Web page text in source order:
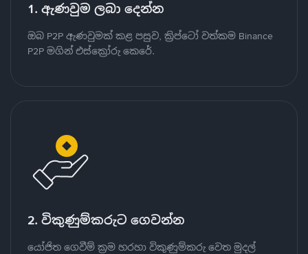
1. ඇණවුම ලබා දෙන්න
ඔබ P2P ඇණවුමක් කළ පසුව, ක්‍රිප්ටෝ වත්කම Binance
P2P මගින් එස්ක්‍රෝරු කෙරේ.
2. විකුණුම්කරුට ගෙවන්න
යෝජිත ගෙවීම් ක්‍රම හරහා විකුණුම්කරු වෙත මුදල්